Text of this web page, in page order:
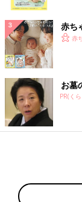
赤ち
赤
お墓
PR(く